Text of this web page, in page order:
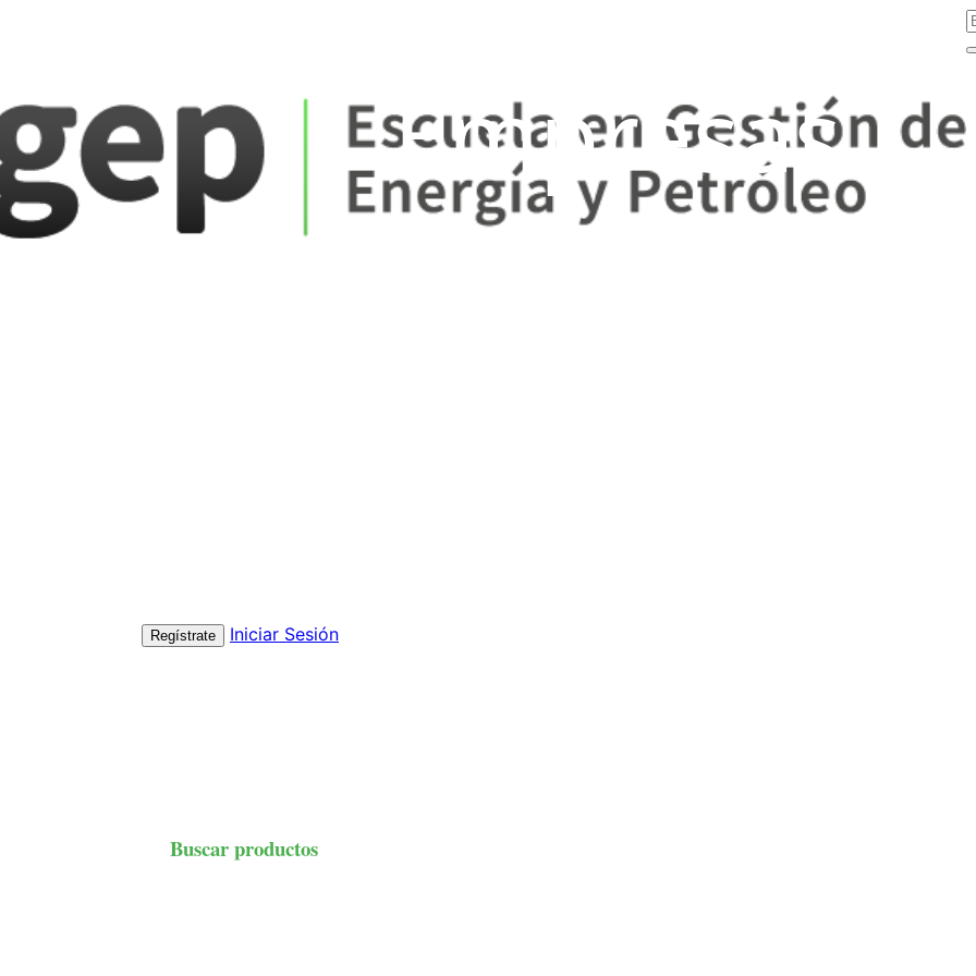
Empresas
Regístrate Iniciar Sesión
Buscar productos